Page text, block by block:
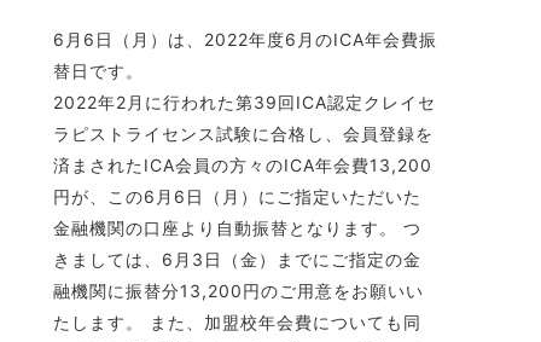
6月6日（月）は、2022年度6月のICA年会費振
替日です。
2022年2月に行われた第39回ICA認定クレイセ
ラピストライセンス試験に合格し、会員登録を
済まされたICA会員の方々のICA年会費13,200
円が、この6月6日（月）にご指定いただいた
金融機関の口座より自動振替となります。 つ
きましては、6月3日（金）までにご指定の金
融機関に振替分13,200円のご用意をお願いい
たします。 また、加盟校年会費についても同